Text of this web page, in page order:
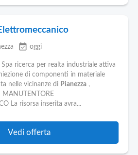
event_available oggi
ricerca per realta industriale attiva
di componenti in materiale
nelle vicinanze di Pianezza ,
La risorsa inserita avra...
Vedi offerta